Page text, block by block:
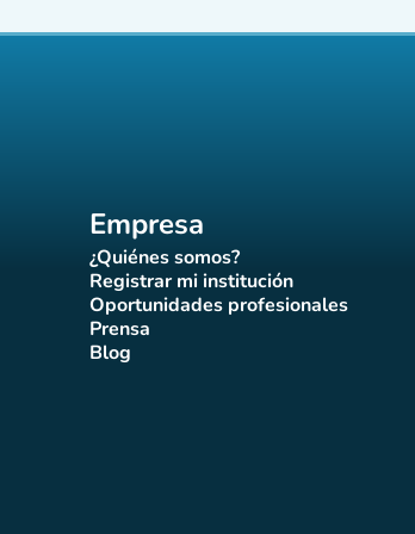
Empresa
¿Quiénes somos?
(nueva pestaña)
Registrar mi institución
(nueva pestaña)
Oportunidades profesionales
(nueva pestaña)
Prensa(nueva pestaña)
Blog(nueva pestaña)